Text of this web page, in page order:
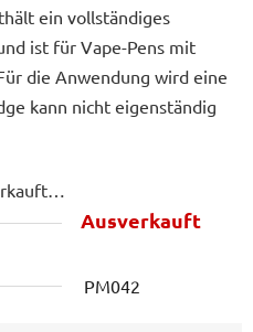
ein vollständiges
ist für Vape-Pens mit
die Anwendung wird eine
kann nicht eigenständig
Ausverkauft
PM042